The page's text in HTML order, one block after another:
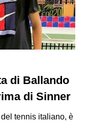
di Ballando
di Sinner
tennis italiano, è